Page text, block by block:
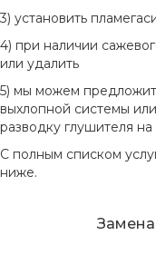
3) установить
4) при наличии
или удалить
5) мы можем
выхлопной системы
разводку глушителя
С полным списком
ниже.